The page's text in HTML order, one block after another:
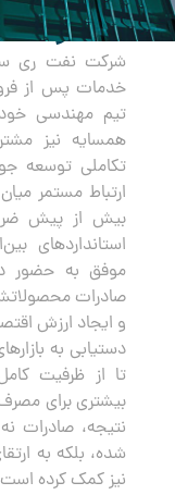
صادرات
شرکت نفت ری
خدمات پس از
تیم مهندسی
همسایه نیز
تکاملی توسعه
ارتباط مستمر
بیش از پیش
استانداردهای
موفق به حضور
صادرات محصولاتش
و ایجاد ارزش
دستیابی به
تا از ظرفیت
بیشتری برای
نتیجه، صادرات
شده، بلکه به
نیز کمک کرده